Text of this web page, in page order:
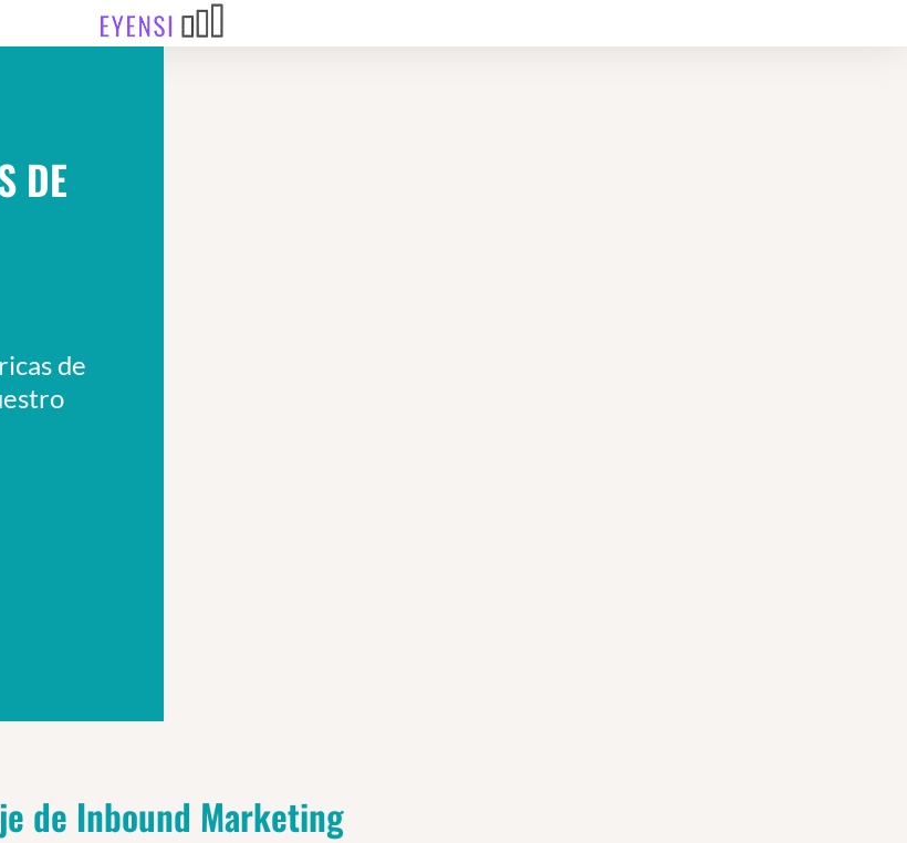
DE
de
de Inbound Marketing